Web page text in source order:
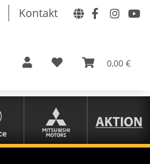
Kontakt
0,00 €